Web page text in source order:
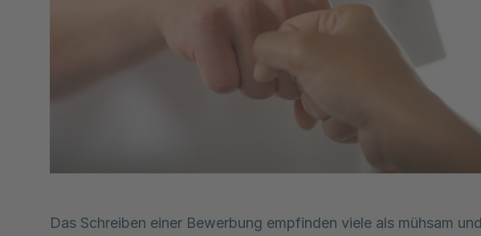
Das Schreiben einer Bewerbung empfinden viele als mühsam